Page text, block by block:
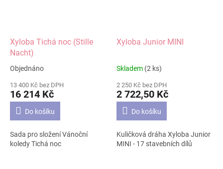
Xyloba Tichá noc (Stille
Nacht)
Průměrné
produktu
je
5,0
hvězdiček.
Objednáno
13 400 Kč bez DPH
16 214 Kč
Do košíku
Sada pro složení Vánoční
koledy Tichá noc
Xyloba Junior MINI
Průměrné
produktu
je
5,0
hvězdiček.
Skladem (2 ks)
2 250 Kč bez DPH
2 722,50 Kč
Do košíku
Kuličková dráha Xyloba Junior
MINI - 17 stavebních dílů